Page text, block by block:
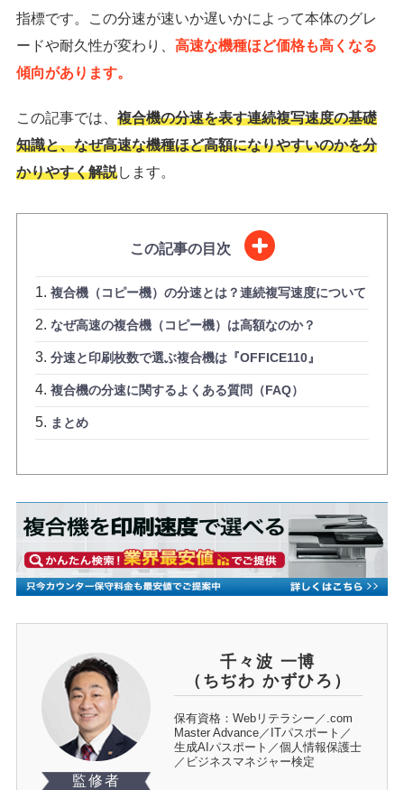
指標です。この分速が速いか遅いかによって本体のグレ
ードや耐久性が変わり、 高速な機種ほど価格も高くなる
傾向があります。
この記事では、 複合機の分速を表す連続複写速度の基礎
知識と、なぜ高速な機種ほど高額になりやすいのかを分
かりやすく解説します。
この記事の目次
複合機（コピー機）の分速とは？連続複写速度について
なぜ高速の複合機（コピー機）は高額なのか？
分速と印刷枚数で選ぶ複合機は『OFFICE110』
複合機の分速に関するよくある質問（FAQ）
まとめ
監修者
千々波 一博
（ちぢわ かずひろ）
保有資格：Webリテラシー／.com
Master Advance／ITパスポート／
生成AIパスポート／個人情報保護士
／ビジネスマネジャー検定